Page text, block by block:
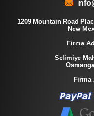
1209 Mountain Road
New
Firma
Selimiye
Firma